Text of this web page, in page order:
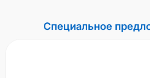
Специальное